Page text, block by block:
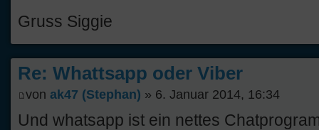
Gruss Siggie
Re: Whattsapp oder Viber
von ak47 (Stephan) » 6. Januar 2014, 16:34
Und whatsapp ist ein nettes